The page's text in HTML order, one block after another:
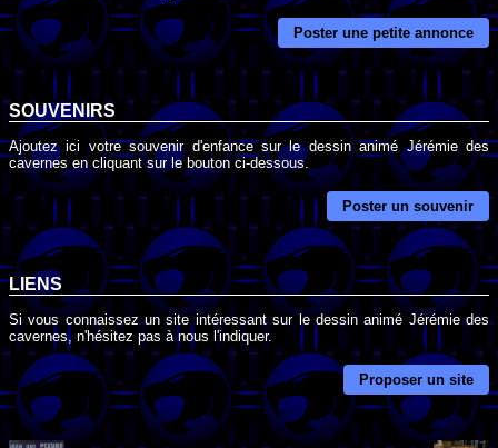
Poster une petite annonce
SOUVENIRS
Ajoutez ici votre souvenir d'enfance sur le dessin animé Jérémie des
cavernes en cliquant sur le bouton ci-dessous.
Poster un souvenir
LIENS
Si vous connaissez un site intéressant sur le dessin animé Jérémie des
cavernes, n'hésitez pas à nous l'indiquer.
Proposer un site